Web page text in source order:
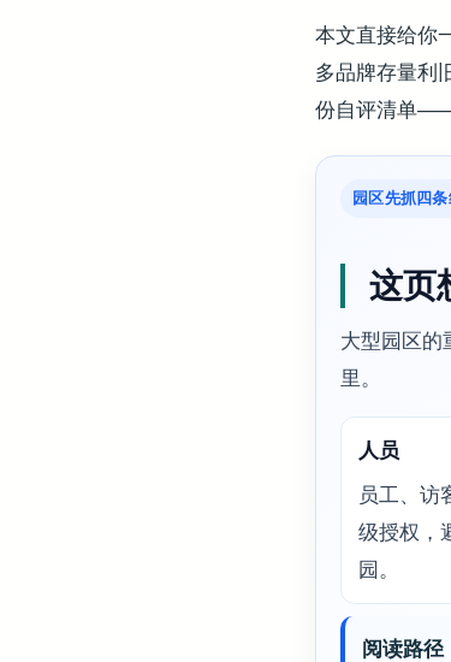
本文直接给你
多品牌存量利
份自评清单——
园区先抓四
这页
大型园区的
里。
人员
员工、访
级授权，
园。
阅读路径